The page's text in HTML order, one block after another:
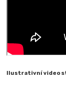
Ilustrativní video